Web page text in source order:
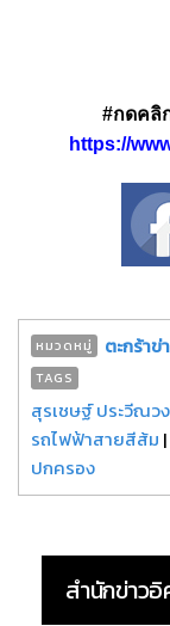
#กดคลิ
https://
หมวดหมู่ ตะกร้าข่
TAGS
สุรเชษฐ์ ประวีณ
รถไฟฟ้าสายสีส้ม |
ปกครอง
สำนักข่าวอิ